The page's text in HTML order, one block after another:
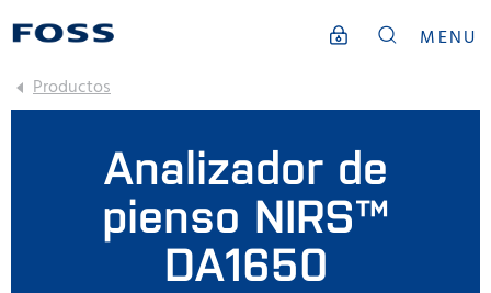
MENU
Productos
Analizador de
pienso NIRS™
DA1650